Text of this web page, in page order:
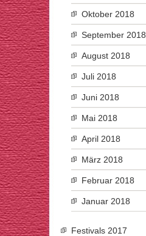
Oktober 2018
September 2018
August 2018
Juli 2018
Juni 2018
Mai 2018
April 2018
März 2018
Februar 2018
Januar 2018
Festivals 2017